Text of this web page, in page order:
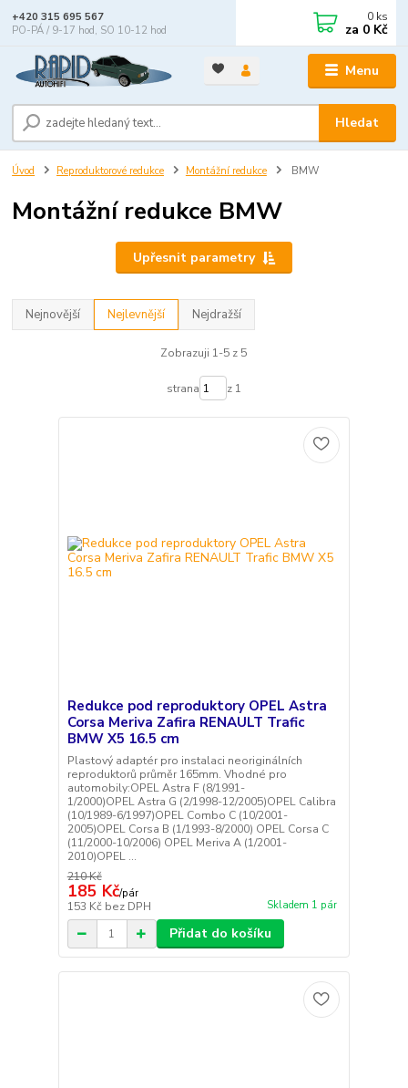
Menu
Hledat
+420 315 695 567
PO-PÁ / 9-17 hod, SO 10-12 hod
0 ks
za 0 Kč
Úvod Reproduktorové redukce Montážní redukce BMW
Montážní redukce BMW
Upřesnit parametry
Nejnovější Nejlevnější Nejdražší
Zobrazuji 1-5 z 5
strana z 1
Redukce pod reproduktory OPEL Astra
Corsa Meriva Zafira RENAULT Trafic
BMW X5 16.5 cm
Plastový adaptér pro instalaci neoriginálních
reproduktorů průměr 165mm. Vhodné pro
automobily:OPEL Astra F (8/1991-
1/2000)OPEL Astra G (2/1998-12/2005)OPEL Calibra
(10/1989-6/1997)OPEL Combo C (10/2001-
2005)OPEL Corsa B (1/1993-8/2000) OPEL Corsa C
(11/2000-10/2006) OPEL Meriva A (1/2001-
2010)OPEL ...
210 Kč
185 Kč/pár
153 Kč bez DPH Skladem 1 pár
Přidat do košíku